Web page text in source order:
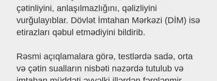
çətinliyini, anlaşılmazlığını, qəlizliyini
vurğulayıblar. Dövlət İmtahan Mərkəzi (DİM) isə
etirazları qəbul etmədiyini bildirib.
Rəsmi açıqlamalara görə, testlərdə sadə, orta
və çətin sualların nisbəti nəzərdə tutulub və